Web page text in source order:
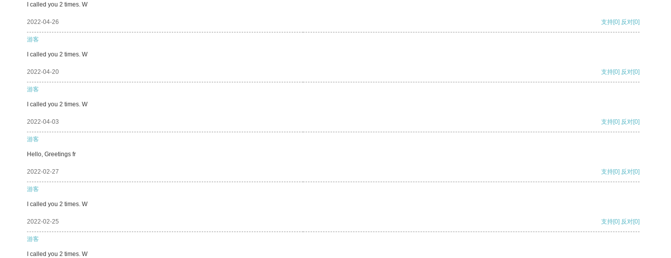
I called you 2 times. W
2022-04-26 支持[0] 反对[0]
游客
I called you 2 times. W
2022-04-20 支持[0] 反对[0]
游客
I called you 2 times. W
2022-04-03 支持[0] 反对[0]
游客
Hello, Greetings fr
2022-02-27 支持[0] 反对[0]
游客
I called you 2 times. W
2022-02-25 支持[0] 反对[0]
游客
I called you 2 times. W